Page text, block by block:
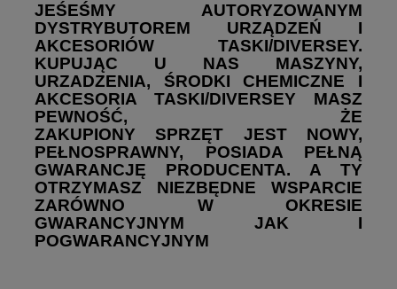
JEŚEŚMY AUTORYZOWANYM
DYSTRYBUTOREM URZĄDZEŃ I
AKCESORIÓW TASKI/DIVERSEY.
KUPUJĄC U NAS MASZYNY,
URZADZENIA, ŚRODKI CHEMICZNE I
AKCESORIA TASKI/DIVERSEY MASZ
PEWNOŚĆ, ŻE
ZAKUPIONY SPRZĘT JEST NOWY,
PEŁNOSPRAWNY, POSIADA PEŁNĄ
GWARANCJĘ PRODUCENTA. A TY
OTRZYMASZ NIEZBĘDNE WSPARCIE
ZARÓWNO W OKRESIE
GWARANCYJNYM JAK I
POGWARANCYJNYM